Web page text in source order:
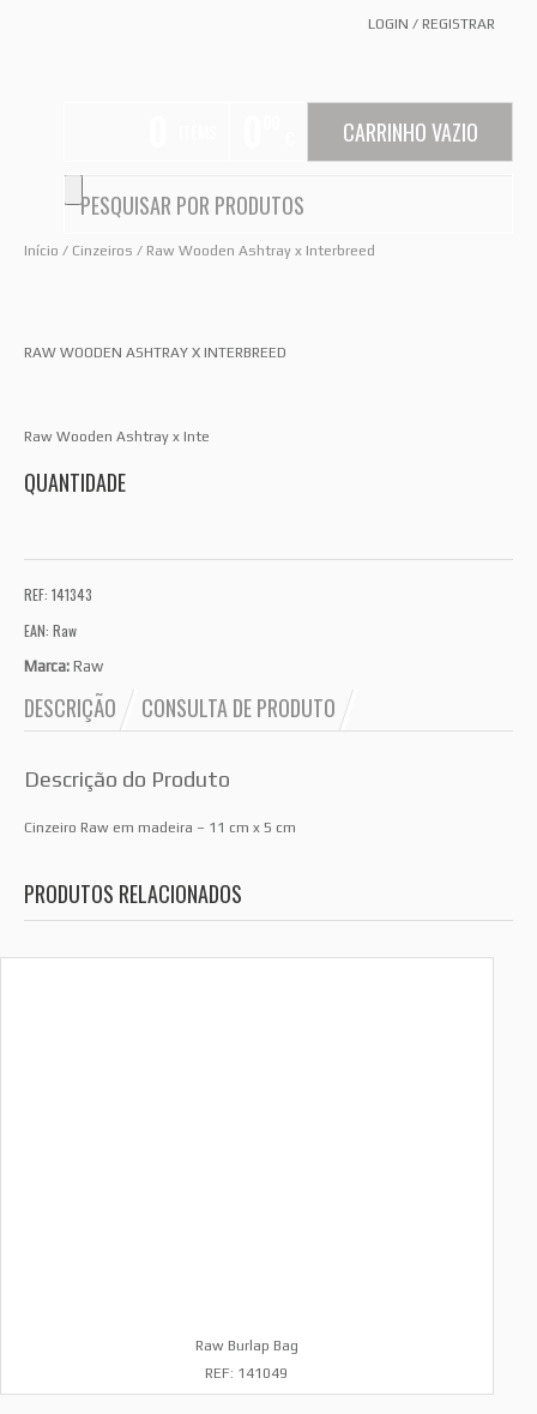
LOGIN / REGISTRAR
CARRINHO VAZIO
Início / Cinzeiros / Raw Wooden Ashtray x Interbreed
RAW WOODEN ASHTRAY X INTERBREED
Raw Wooden Ashtray x Inte
QUANTIDADE
REF: 141343
EAN: Raw
Marca: Raw
DESCRIÇÃO CONSULTA DE PRODUTO
Descrição do Produto
Cinzeiro Raw em madeira – 11 cm x 5 cm
PRODUTOS RELACIONADOS
Raw Burlap Bag
REF: 141049